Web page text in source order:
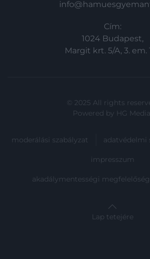
Cím:
1024 Budapest,
Margit krt. 5/A, 3. em.
© 2025 All rights
Powered by HG Media
moderálási szabályzat adatvédelmi
impresszum
akadálymentességi
Lap tetejére